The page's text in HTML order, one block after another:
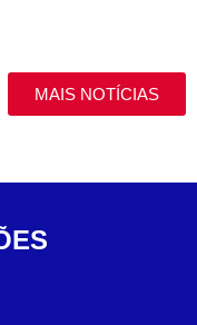
MAIS NOTÍCIAS